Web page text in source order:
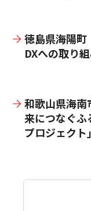
徳島県海陽町
DXへの取り組
和歌山県海南
来につなぐふ
プロジェクト」